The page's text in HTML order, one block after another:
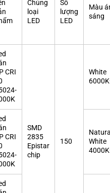
Chủng
loại
LED
Số
lượng
LED
Màu
sáng
CRI
SMD
2835
Epistar
chip
150
White
CRI
White